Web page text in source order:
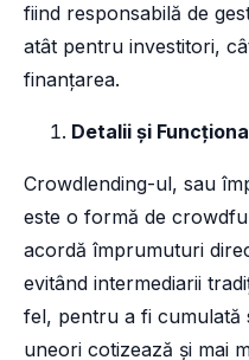
fiind responsabilă de
atât pentru investitori,
finanțarea.
Detalii și
Crowdlending-ul, sau
este o formă de
acordă împrumuturi
evitând intermediarii
fel, pentru a fi cumulată
uneori cotizează și mai